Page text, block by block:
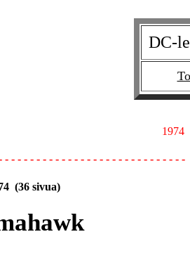
DC-
1974
- - - - - - - - - - - - - - - - - - - - - - - - - - - - -
(36 sivua)